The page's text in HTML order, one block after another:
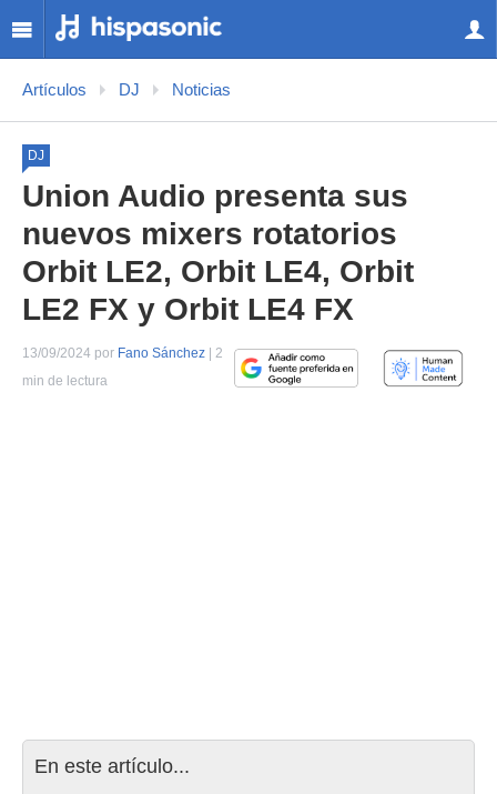
Artículos DJ Noticias
DJ
Union Audio presenta sus
nuevos mixers rotatorios
Orbit LE2, Orbit LE4, Orbit
LE2 FX y Orbit LE4 FX
13/09/2024 por Fano Sánchez | 2
min de lectura
En este artículo...